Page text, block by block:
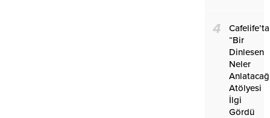
4
Cafelife’ta
“Bir
Dinlesen
Neler
Atölyesi
İlgi
Gördü